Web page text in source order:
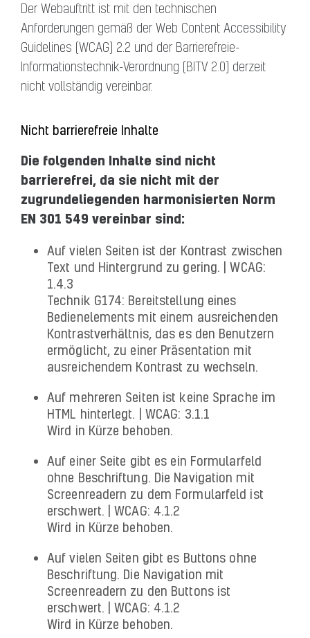
Der Webauftritt ist mit den technischen
Anforderungen gemäß der Web Content Accessibility
Guidelines (WCAG) 2.2 und der Barrierefreie-
Informationstechnik-Verordnung (BITV 2.0) derzeit
nicht vollständig vereinbar.
Nicht barrierefreie Inhalte
Die folgenden Inhalte sind nicht
barrierefrei, da sie nicht mit der
zugrundeliegenden harmonisierten Norm
EN 301 549 vereinbar sind:
Auf vielen Seiten ist der Kontrast zwischen
Text und Hintergrund zu gering. | WCAG:
1.4.3
Technik G174: Bereitstellung eines
Bedienelements mit einem ausreichenden
Kontrastverhältnis, das es den Benutzern
ermöglicht, zu einer Präsentation mit
ausreichendem Kontrast zu wechseln.
Auf mehreren Seiten ist keine Sprache im
HTML hinterlegt. | WCAG: 3.1.1
Wird in Kürze behoben.
Auf einer Seite gibt es ein Formularfeld
ohne Beschriftung. Die Navigation mit
Screenreadern zu dem Formularfeld ist
erschwert. | WCAG: 4.1.2
Wird in Kürze behoben.
Auf vielen Seiten gibt es Buttons ohne
Beschriftung. Die Navigation mit
Screenreadern zu den Buttons ist
erschwert. | WCAG: 4.1.2
Wird in Kürze behoben.